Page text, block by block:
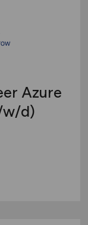
Azure
d)